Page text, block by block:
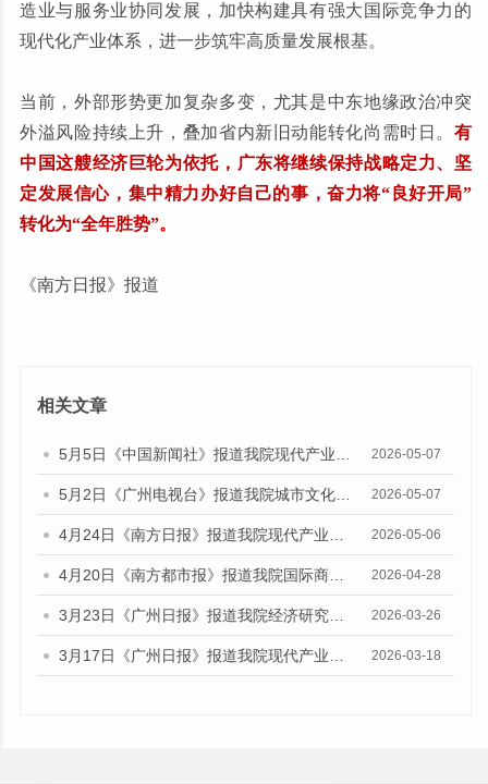
造业与服务业协同发展，加快构建具有强大国际竞争力的
现代化产业体系，进一步筑牢高质量发展根基。
当前，外部形势更加复杂多变，尤其是中东地缘政治冲突
外溢风险持续上升，叠加省内新旧动能转化尚需时日。 有
中国这艘经济巨轮为依托，广东将继续保持战略定力、坚
定发展信心，集中精力办好自己的事，奋力将“良好开局”
转化为“全年胜势”。
《南方日报》报道
相关文章
2026-05-07
2026-05-07
2026-05-06
2026-04-28
2026-03-26
2026-03-18